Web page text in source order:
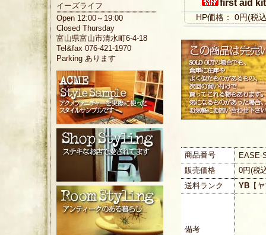
first aid
HP価格： 0円(税
商品番号
EASE-
販売価格
0円(税
送料ランク
YB 【
備考
イーズライフ
Open 12:00～19:00
Closed Thursday
富山県富山市清水町6-4-18
Tel&fax 076-421-1970
Parking あります